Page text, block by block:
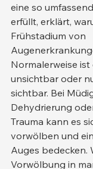
eine so
erfüllt, erklärt,
Frühstadium von
Normalerweise
unsichtbar oder
sichtbar. Bei
Dehydrierung
Trauma kann es
vorwölben und
Auges bedecken.
Vorwölbung in